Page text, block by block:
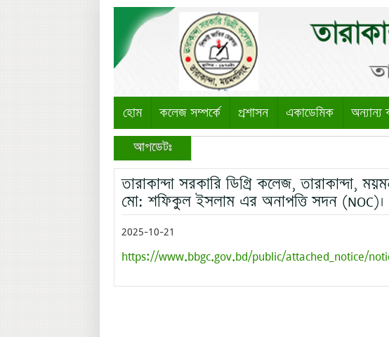
হোম কলেজ সম্পর্কে প্রশাসন একাডেমিক অন্যান্য
আপডেটঃ
তারাকান্দা সরকারি ডিগ্রি কলেজ, তারাকান্দা,
মো: শফিকুল ইসলাম এর অনাপত্তি সদন (NOC)।
2025-10-21
https://www.bbgc.gov.bd/public/attached_notice/